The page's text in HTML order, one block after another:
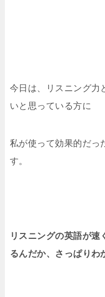
今日は、リスニング力
いと思っている方に
私が使って効果的だっ
す。
リスニングの英語が速
るんだか、さっぱりわ